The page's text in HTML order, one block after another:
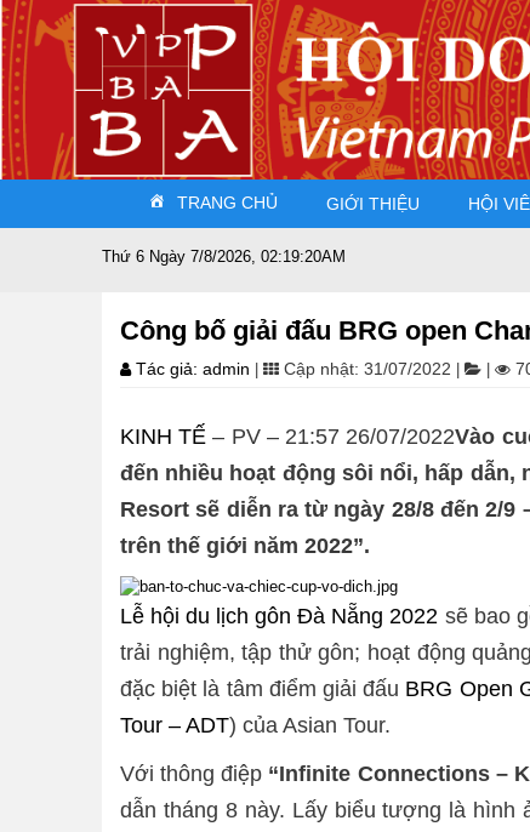
TRANG CHỦ GIỚI THIỆU HỘI
Thứ 6 Ngày 7/8/2026, 02:19:20AM
Công bố giải đấu BRG open
Tác giả: admin Cập nhật: 31/07/2022
KINH TẾ – PV – 21:57 26/07/2022Vào
đến nhiều hoạt động sôi nổi, hấp dẫn,
Resort sẽ diễn ra từ ngày 28/8 đến 2/
trên thế giới năm 2022”.
Lễ hội du lịch gôn Đà Nẵng 2022 sẽ bao
trải nghiệm, tập thử gôn; hoạt động
đặc biệt là tâm điểm giải đấu BRG Open
Tour – ADT) của Asian Tour.
Với thông điệp “Infinite Connections –
dẫn tháng 8 này. Lấy biểu tượng là hình